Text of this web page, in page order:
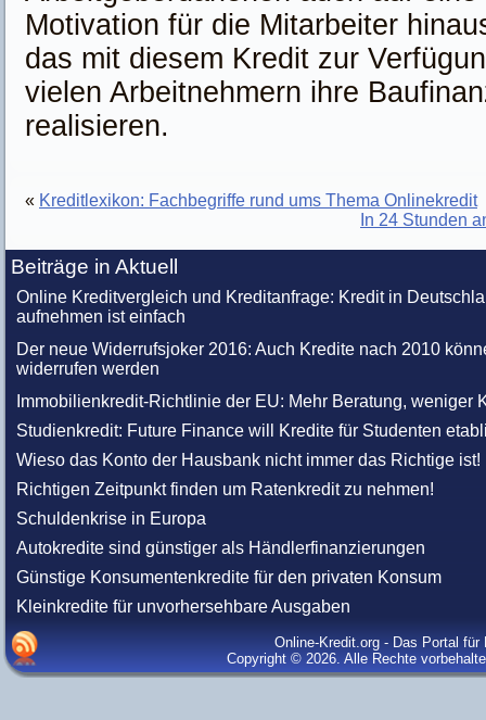
Motivation für die Mitarbeiter
das mit diesem Kredit zur
vielen Arbeitnehmern ihre
realisieren.
« Kreditlexikon: Fachbegriffe rund ums Thema Onlinekredit
In 24 Stunden
Beiträge in Aktuell
Online Kreditvergleich und Kreditanfrage: Kredit in
aufnehmen ist einfach
Der neue Widerrufsjoker 2016: Auch Kredite nach 2010
widerrufen werden
Immobilienkredit-Richtlinie der EU: Mehr Beratung, weniger
Studienkredit: Future Finance will Kredite für Studenten
Wieso das Konto der Hausbank nicht immer das Richtige ist!
Richtigen Zeitpunkt finden um Ratenkredit zu nehmen!
Schuldenkrise in Europa
Autokredite sind günstiger als Händlerfinanzierungen
Günstige Konsumentenkredite für den privaten Konsum
Kleinkredite für unvorhersehbare Ausgaben
Online-Kredit.org - Das Portal
Copyright © 2026. Alle Rechte